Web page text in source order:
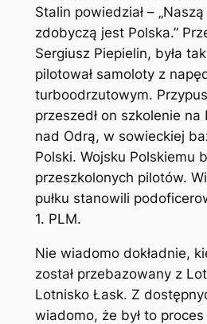
Stalin powiedział –
zdobyczą jest Polska.”
Sergiusz Piepielin, była
pilotował samoloty z
turboodrzutowym.
przeszedł on szkolenie na
nad Odrą, w sowieckiej
Polski. Wojsku Polskiemu
przeszkolonych pilotów.
pułku stanowili
1. PLM.
Nie wiadomo dokładnie,
został przebazowany z
Lotnisko Łask. Z
wiadomo, że był to